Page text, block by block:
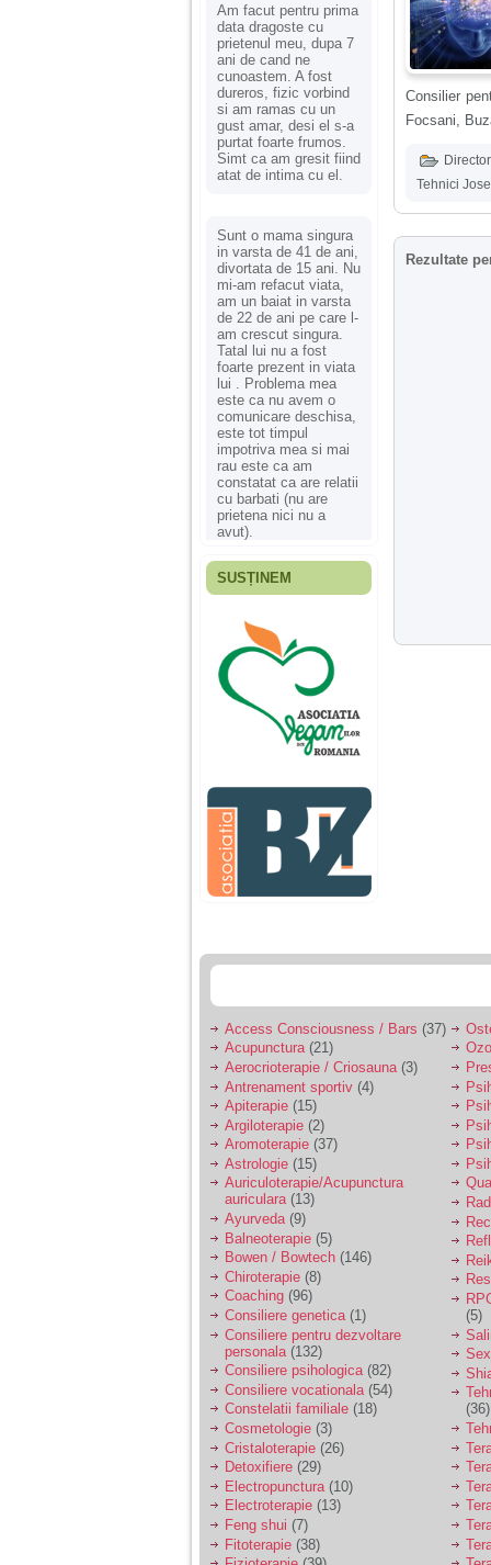
Am facut pentru prima
data dragoste cu
prietenul meu, dupa 7
ani de cand ne
cunoastem. A fost
dureros, fizic vorbind
si am ramas cu un
gust amar, desi el s-a
purtat foarte frumos.
Simt ca am gresit fiind
atat de intima cu el.
Sunt o mama singura
in varsta de 41 de ani,
divortata de 15 ani. Nu
mi-am refacut viata,
am un baiat in varsta
de 22 de ani pe care l-
am crescut singura.
Tatal lui nu a fost
foarte prezent in viata
lui . Problema mea
este ca nu avem o
comunicare deschisa,
este tot timpul
impotriva mea si mai
rau este ca am
constatat ca are relatii
cu barbati (nu are
prietena nici nu a
avut).
Fiica mea s-a nascut
ani, privind in urma
realizez cat de multe
greseli am facut in
educatia si cresterea
ei, am fost o mama
egoista, preocupata
de implinirea
profesionala, cand ea
era mica am neglijat-
agresiva, orice
greseala era taxata cu
o palma sau pedepse.
De 4 ani am o relatie
serioasa cu un barbat
sa se manifeste o
Ma aflu aici pentru ca
vreau sa stiu daca am
nevoie de un psiholog
sau psihiatru.
Sunt casatorita, am
31 de ani si un copil in
varsta de 2 ani care
mi-e lumina ochilor.
De ceva timp simt ca
mi s-a adunat
oboseala, o oboseala
cronica de care nu pot
scapa si simt ca din
cauza ei nu pot
controla nervii si
cateodata are copilul
de suferit.
Am o bariera peste
care nu pot trece:
prietena mea a ramas
insarcinata cu o fata.
Am fost de comun
acord sa facem un
copil, cu gandul ca e
baiat.
SUSȚINEM
Consilier
Focsani,
Tehnici
Rezultate
Access Consciousness / Bars (37)
Acupunctura(21)
Aerocrioterapie / Criosauna (3)
Antrenament sportiv (4)
Apiterapie (15)
Argiloterapie (2)
Aromoterapie (37)
Astrologie (15)
Auriculoterapie/Acupunctura
auriculara(13)
Ayurveda(9)
Balneoterapie (5)
Bowen / Bowtech (146)
Chiroterapie (8)
Coaching (96)
Consiliere genetica(1)
Consiliere pentru dezvoltare
personala (132)
Consiliere psihologica(82)
Consiliere vocationala (54)
Constelatii familiale (18)
Cosmetologie (3)
Cristaloterapie (26)
Detoxifiere (29)
Electropunctura (10)
Electroterapie (13)
Feng shui (7)
Fitoterapie (38)
(5)
(36)